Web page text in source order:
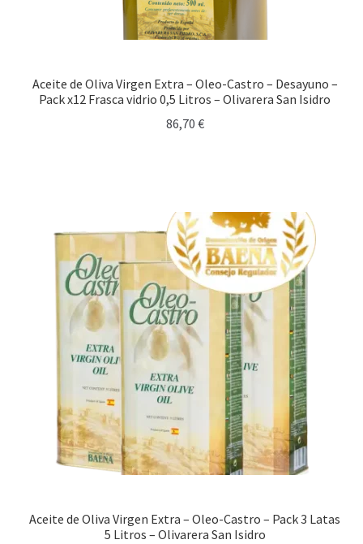
Aceite de Oliva Virgen Extra Monovarietal
Aceite de Oliva Virgen Extra – Oleo-Castro – Desayuno –
Pack x12 Frasca vidrio 0,5 Litros – Olivarera San Isidro
86,70 €
Aceite de Oliva Virgen Extra – Oleo-Castro – Pack 3 Latas
5 Litros – Olivarera San Isidro